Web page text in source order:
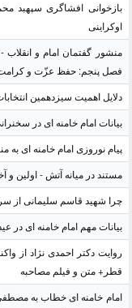
بازخوانی افشاگری سپهبد
اوکراینی
فصل پنجم: حفظ عزّت و کرامت
دلایل اهمیت سیزدهمین
بیانات امام خامنه ای در
پیام نوروزی امام خامنه ای به
مستند در میانه آتش - اولین
چرا شهید قاسم سلیمانی از
بیانات مهم امام خامنه ای در
روایت دکتر احمدی نژاد از
قطر+ متن و فیلم مصاحبه
امام خامنه ای خطاب به